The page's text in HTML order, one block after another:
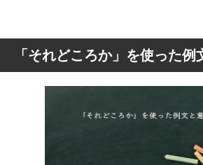
「それどころか」を使った